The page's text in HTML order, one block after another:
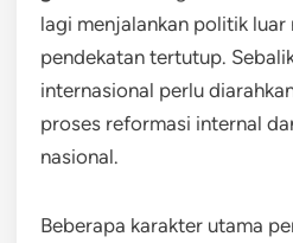
lagi menjalankan politik luar
pendekatan tertutup.
internasional perlu
proses reformasi internal
nasional.
Beberapa karakter utama